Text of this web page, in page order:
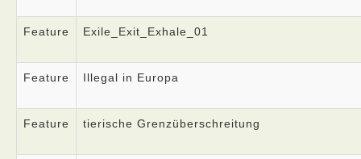
Feature Exile_Exit_Exhale_01
Feature Illegal in Europa
Feature tierische Grenzüberschreitung